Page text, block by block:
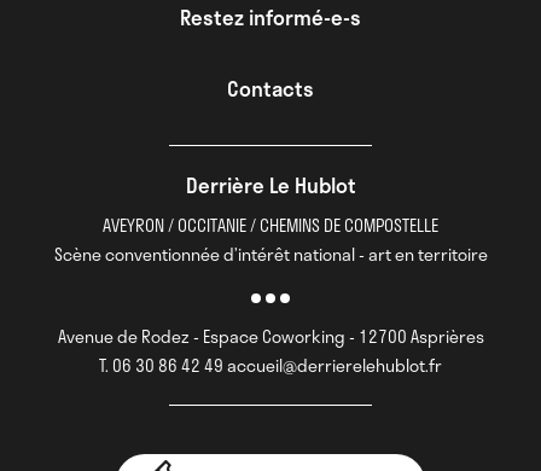
Restez informé-e-s
Contacts
Derrière Le Hublot
AVEYRON / OCCITANIE / CHEMINS DE COMPOSTELLE
Scène conventionnée d’intérêt national - art en territoire
Avenue de Rodez - Espace Coworking - 12700 Asprières
T. 06 30 86 42 49 accueil@derrierelehublot.fr